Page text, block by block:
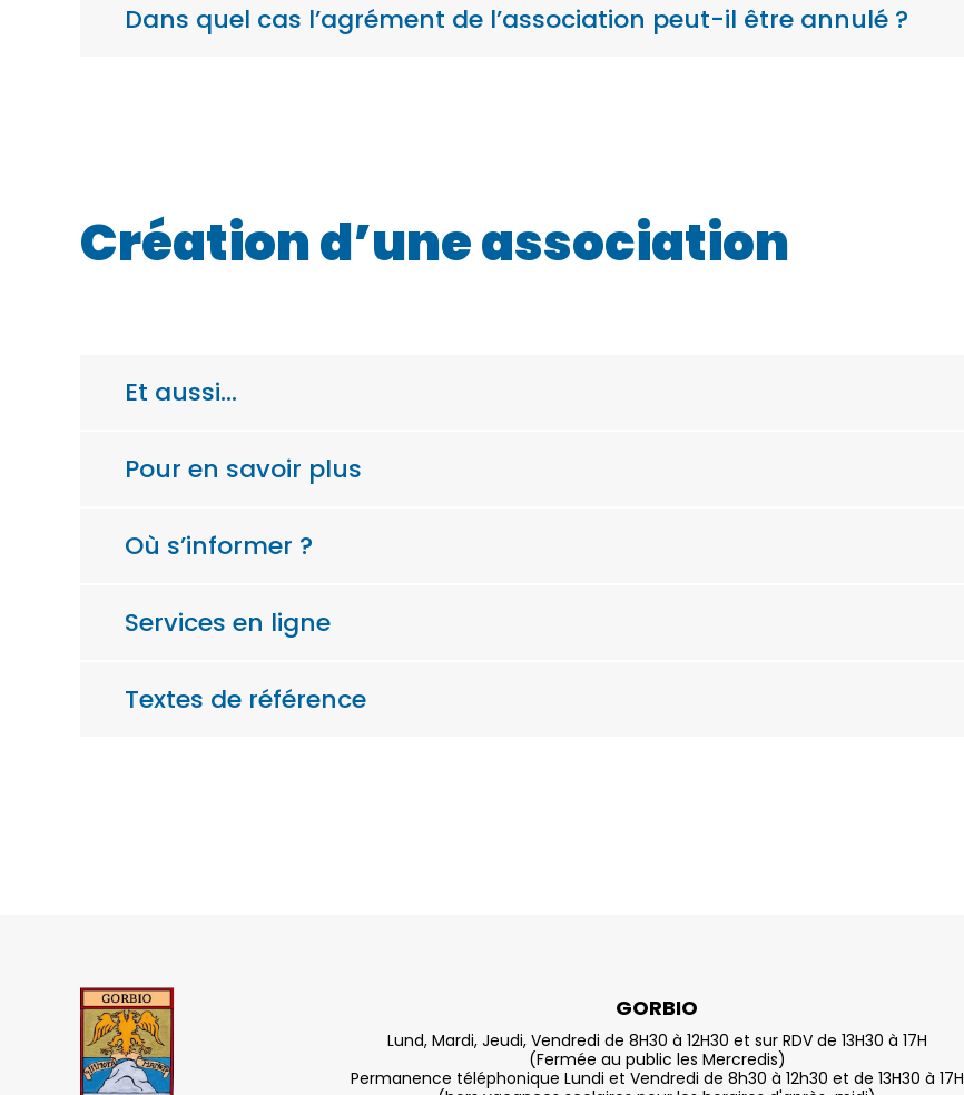
Dans quel cas l’agrément de l’association peut-il être annulé ?
Création d’une association
Et aussi…
Pour en savoir plus
Où s’informer ?
Services en ligne
Textes de référence
GORBIO
Lund, Mardi, Jeudi, Vendredi de 8H30 à 12H30 et sur RDV de 13H30 à 17H
(Fermée au public les Mercredis)
Permanence téléphonique Lundi et Vendredi de 8h30 à 12h30 et de 13H30 à 17H